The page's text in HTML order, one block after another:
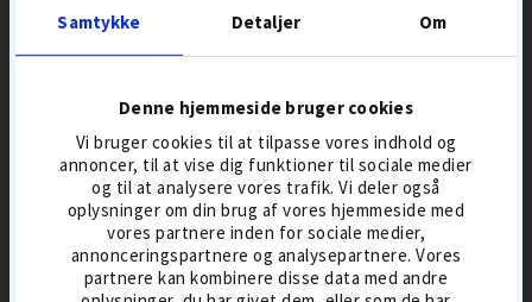
Samtykke Detaljer Om
Denne hjemmeside bruger cookies
Vi bruger cookies til at tilpasse vores indhold og
annoncer, til at vise dig funktioner til sociale medier
og til at analysere vores trafik. Vi deler også
oplysninger om din brug af vores hjemmeside med
vores partnere inden for sociale medier,
annonceringspartnere og analysepartnere. Vores
partnere kan kombinere disse data med andre
100-PAK
399,- 499 237,- 279